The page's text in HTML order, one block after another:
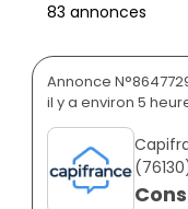
83 annonces
Annonce
il y a environ 5